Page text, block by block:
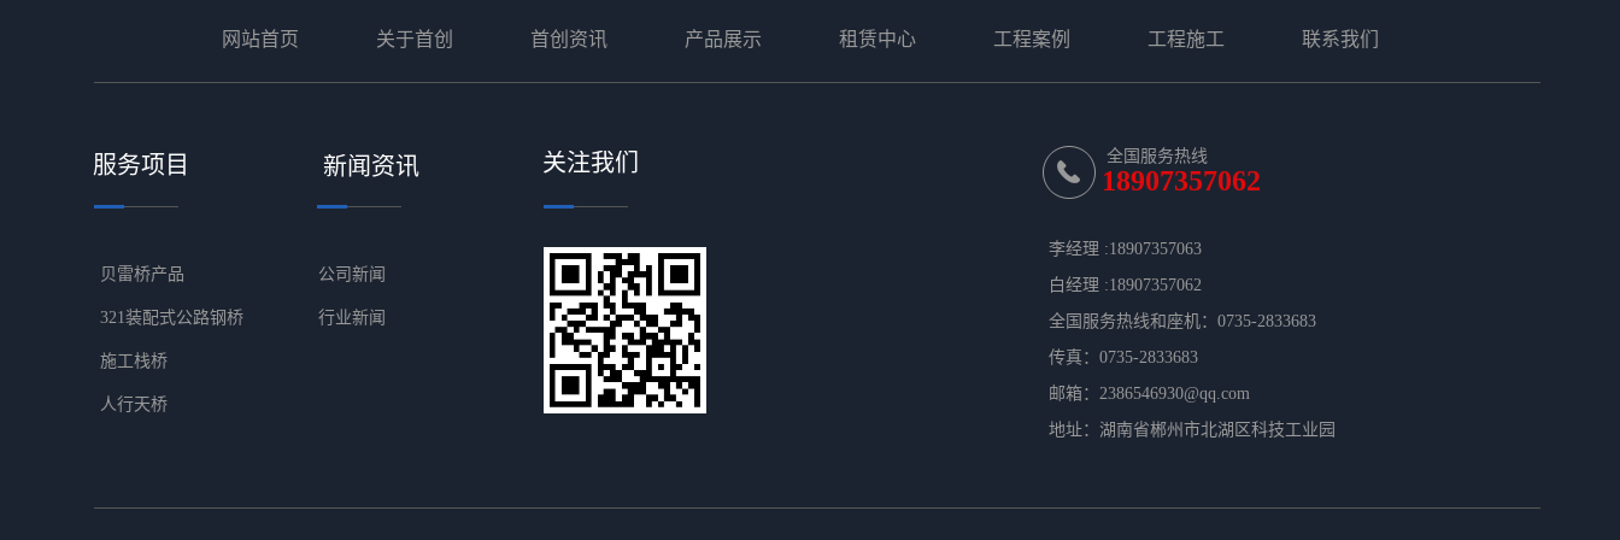
网站首页 关于首创 首创 资讯 产品展示 租赁中心 工程案例 工程施工 联系我们
服务项目 新闻资讯 关注我们 全国服务热线
李经理 :18907357063
白经理 :18907357062
全国服务热线和座机：0735-2833683
传真：0735-2833683
邮箱：2386546930@qq.com
地址：湖南省郴州市北湖区科技工业园
18907357062
贝雷桥产品
321装配式公路钢桥
施工栈桥
人行天桥
公司新闻
行业新闻